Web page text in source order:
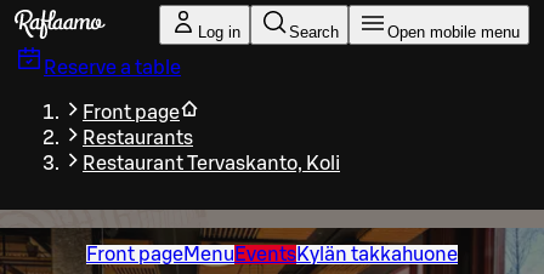
Skip to main content
Log in Search Open mobile menu
Reserve a table
Front page
Restaurants
Restaurant Tervaskanto, Koli
Front pageMenu EventsKylän takkahuone